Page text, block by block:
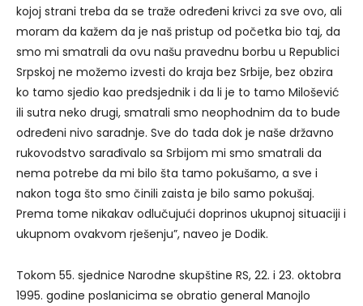
kojoj strani treba da se traže određeni krivci za sve ovo, ali
moram da kažem da je naš pristup od početka bio taj, da
smo mi smatrali da ovu našu pravednu borbu u Republici
Srpskoj ne možemo izvesti do kraja bez Srbije, bez obzira
ko tamo sjedio kao predsjednik i da li je to tamo Milošević
ili sutra neko drugi, smatrali smo neophodnim da to bude
određeni nivo saradnje. Sve do tada dok je naše državno
rukovodstvo sarađivalo sa Srbijom mi smo smatrali da
nema potrebe da mi bilo šta tamo pokušamo, a sve i
nakon toga što smo činili zaista je bilo samo pokušaj.
Prema tome nikakav odlučujući doprinos ukupnoj situaciji i
ukupnom ovakvom rješenju”, naveo je Dodik.
Tokom 55. sjednice Narodne skupštine RS, 22. i 23. oktobra
1995. godine poslanicima se obratio general Manojlo